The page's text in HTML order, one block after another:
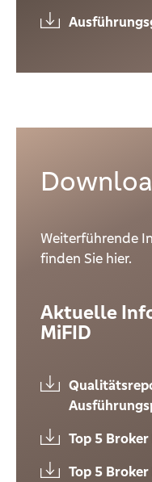
Weiterführende
finden Sie hier.
Aktuelle
MiFID
Top 5
Top 5